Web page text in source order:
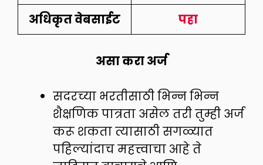
अधिकृत वेबसाईट पहा
असा करा अर्ज
सदरच्या भरतीसाठी भिन्न भिन्न
शैक्षणिक पात्रता असेल तरी तुम्ही अर्ज
करू शकता त्यासाठी सगळ्यात
पहिल्यांदाच महत्त्वाचा आहे ते